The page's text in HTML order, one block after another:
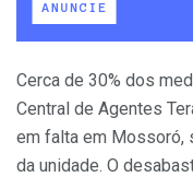
Cerca de 30% dos
Central de Agentes
em falta em Mossoró,
da unidade. O